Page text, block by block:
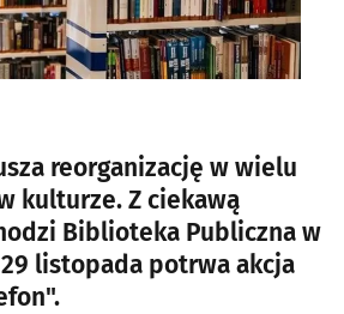
reorganizację w wielu
kulturze. Z ciekawą
Biblioteka Publiczna w
29 listopada potrwa akcja